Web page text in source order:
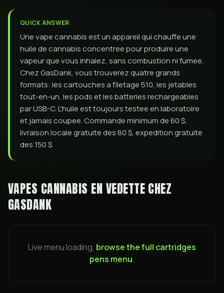
QUICK ANSWER
Une vape cannabis est un appareil qui chauffe une
huile de cannabis concentree pour produire une
vapeur que vous inhalez, sans combustion ni fumee.
Chez GasDank, vous trouverez quatre grands
formats: les cartouches a filetage 510, les jetables
tout-en-un, les pods et les batteries rechargeables
par USB-C. L'huile est toujours testee en laboratoire
et jamais coupee. Commande minimum de 60 $,
livraison locale gratuite des 80 $, expedition gratuite
des 150 $.
VAPES CANNABIS EN VEDETTE CHEZ
GASDANK
Live menu loading, browse the full cartridges
pens menu.